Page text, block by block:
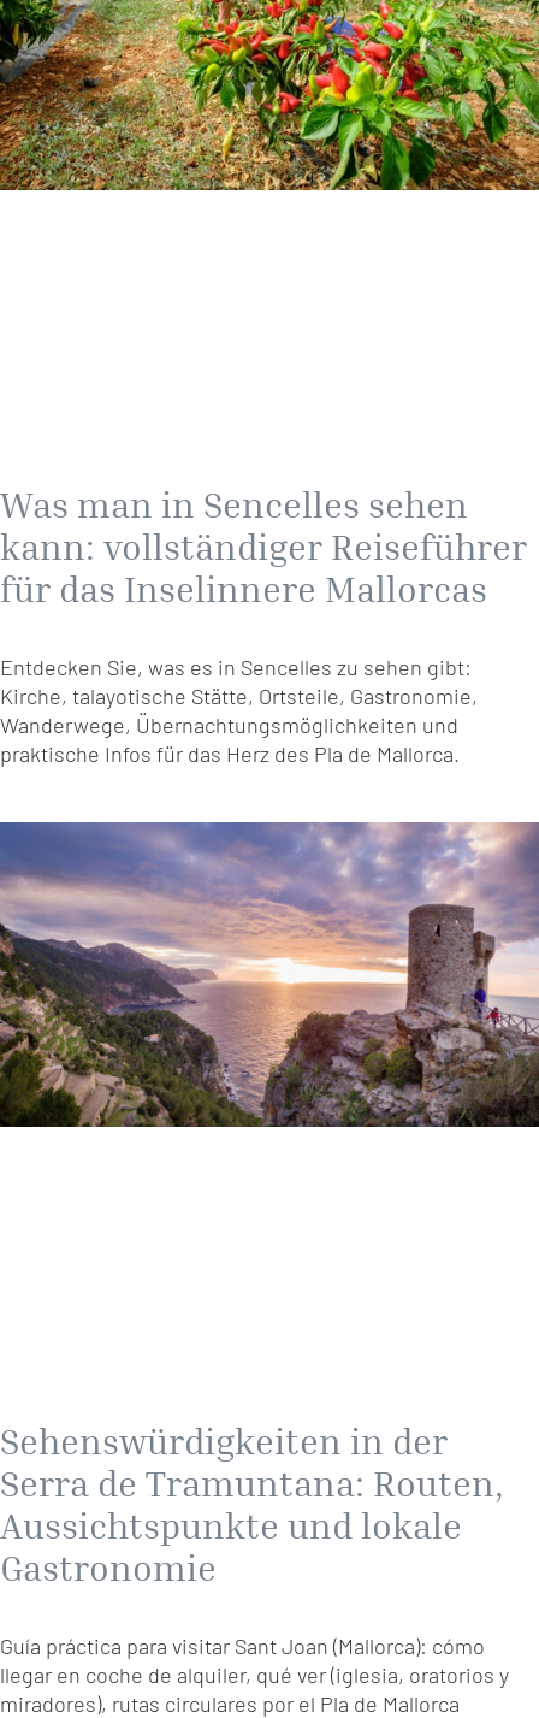
Was man in Sencelles sehen
kann: vollständiger Reiseführer
für das Inselinnere Mallorcas
Entdecken Sie, was es in Sencelles zu sehen gibt:
Kirche, talayotische Stätte, Ortsteile, Gastronomie,
Wanderwege, Übernachtungsmöglichkeiten und
praktische Infos für das Herz des Pla de Mallorca.
Sehenswürdigkeiten in der
Serra de Tramuntana: Routen,
Aussichtspunkte und lokale
Gastronomie
Guía práctica para visitar Sant Joan (Mallorca): cómo
llegar en coche de alquiler, qué ver (iglesia, oratorios y
miradores), rutas circulares por el Pla de Mallorca